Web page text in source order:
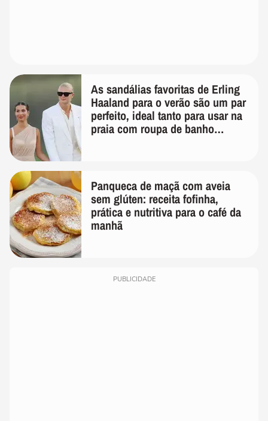
As sandálias favoritas de Erling
Haaland para o verão são um par
perfeito, ideal tanto para usar na
praia com roupa de banho
Panqueca de maçã com aveia
sem glúten: receita fofinha,
prática e nutritiva para o café da
manhã
PUBLICIDADE